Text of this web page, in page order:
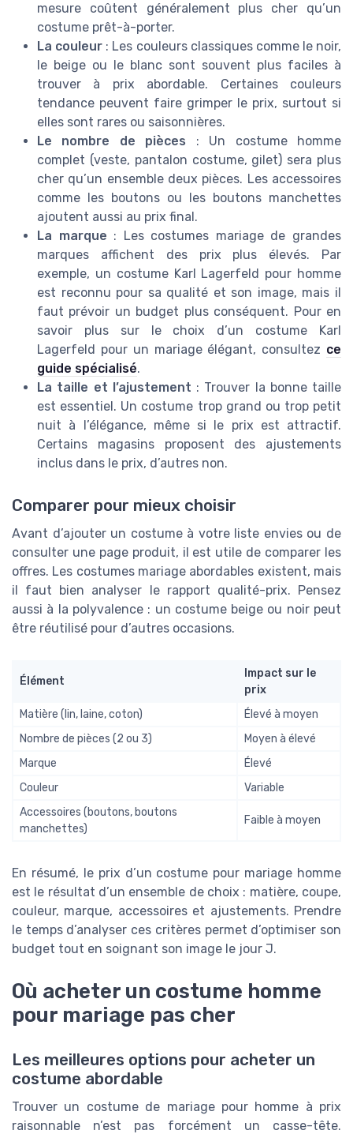
mesure coûtent généralement plus cher qu’un
costume prêt-à-porter.
La couleur : Les couleurs classiques comme le noir,
le beige ou le blanc sont souvent plus faciles à
trouver à prix abordable. Certaines couleurs
tendance peuvent faire grimper le prix, surtout si
elles sont rares ou saisonnières.
Le nombre de pièces : Un costume homme
complet (veste, pantalon costume, gilet) sera plus
cher qu’un ensemble deux pièces. Les accessoires
comme les boutons ou les boutons manchettes
ajoutent aussi au prix final.
La marque : Les costumes mariage de grandes
marques affichent des prix plus élevés. Par
exemple, un costume Karl Lagerfeld pour homme
est reconnu pour sa qualité et son image, mais il
faut prévoir un budget plus conséquent. Pour en
savoir plus sur le choix d’un costume Karl
Lagerfeld pour un mariage élégant, consultez ce
guide spécialisé.
La taille et l’ajustement : Trouver la bonne taille
est essentiel. Un costume trop grand ou trop petit
nuit à l’élégance, même si le prix est attractif.
Certains magasins proposent des ajustements
inclus dans le prix, d’autres non.
Comparer pour mieux choisir
Avant d’ajouter un costume à votre liste envies ou de
consulter une page produit, il est utile de comparer les
offres. Les costumes mariage abordables existent, mais
il faut bien analyser le rapport qualité-prix. Pensez
aussi à la polyvalence : un costume beige ou noir peut
être réutilisé pour d’autres occasions.
Élément
Impact sur le
prix
Matière (lin, laine, coton)
Élevé à moyen
Nombre de pièces (2 ou 3)
Moyen à élevé
Marque
Élevé
Couleur
Variable
Accessoires (boutons, boutons
manchettes)
Faible à moyen
En résumé, le prix d’un costume pour mariage homme
est le résultat d’un ensemble de choix : matière, coupe,
couleur, marque, accessoires et ajustements. Prendre
le temps d’analyser ces critères permet d’optimiser son
budget tout en soignant son image le jour J.
Où acheter un costume homme
pour mariage pas cher
Les meilleures options pour acheter un
costume abordable
Trouver un costume de mariage pour homme à prix
raisonnable n’est pas forcément un casse-tête.